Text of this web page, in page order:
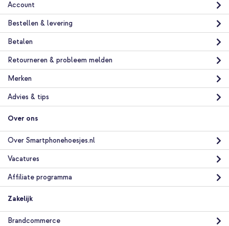
Account
Bestellen & levering
Betalen
Retourneren & probleem melden
Merken
Advies & tips
Over ons
Over Smartphonehoesjes.nl
Vacatures
Affiliate programma
Zakelijk
Brandcommerce